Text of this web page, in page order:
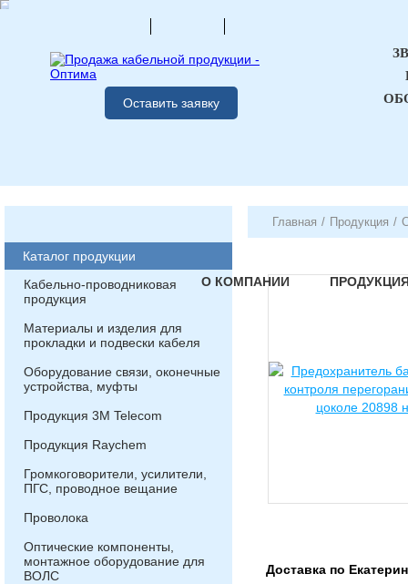
Оставить заявку
О КОМПАНИИ
Каталог продукции
Кабельно-проводниковая
продукция
Материалы и изделия для
прокладки и подвески кабеля
Оборудование связи, оконечные
устройства, муфты
Продукция 3М Telecom
Продукция Raychem
Громкоговорители, усилители,
ПГС, проводное вещание
Проволока
Оптические компоненты,
монтажное оборудование для
ВОЛС
Главная / Продукция /
Доставка по